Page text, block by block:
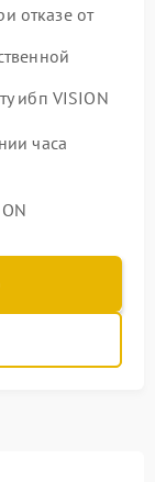
отказе от
ибп VISION
часа